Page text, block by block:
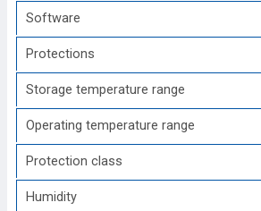
Software
Protections
Storage temperature range
Operating temperature range
Protection class
Humidity